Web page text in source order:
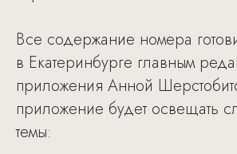
Все содержание номера
в Екатеринбурге главным
приложения Анной
приложение будет освещать
темы: